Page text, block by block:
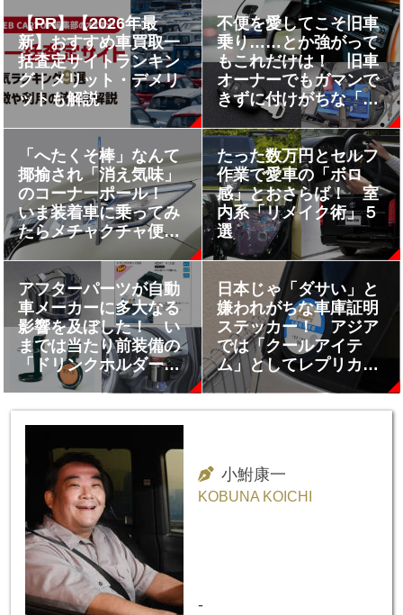
【PR】【2026年最
新】おすすめ車買取一
括査定サイトランキン
グ｜メリット・デメリ
ットも解説
不便を愛してこそ旧車
乗り……とか強がって
もこれだけは！ 旧車
オーナーでもガマンで
きずに付けがちな「快
適後付け装備」５選
「へたくそ棒」なんて
揶揄され「消え気味」
のコーナーポール！
いま装着車に乗ってみ
たらメチャクチャ便利
だった
たった数万円とセルフ
作業で愛車の「ボロ
感」とおさらば！ 室
内系「リメイク術」５
選
アフターパーツが自動
車メーカーに多大なる
影響を及ぼした！ い
までは当たり前装備の
「ドリンクホルダー」
の歴史
日本じゃ「ダサい」と
嫌われがちな車庫証明
ステッカー！ アジア
では「クールアイテ
ム」としてレプリカが
出回っていた
小鮒康一
KOBUNA KOICHI
-